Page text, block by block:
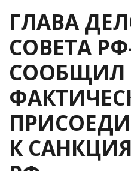
ГЛАВА
СОВЕТА
СООБЩИЛ
К